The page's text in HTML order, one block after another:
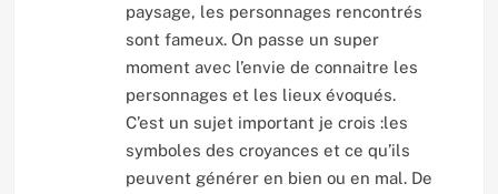
paysage, les personnages rencontrés
sont fameux. On passe un super
moment avec l’envie de connaitre les
personnages et les lieux évoqués.
C’est un sujet important je crois :les
symboles des croyances et ce qu’ils
peuvent générer en bien ou en mal. De